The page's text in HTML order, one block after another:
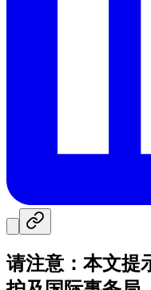
请注意：本文提